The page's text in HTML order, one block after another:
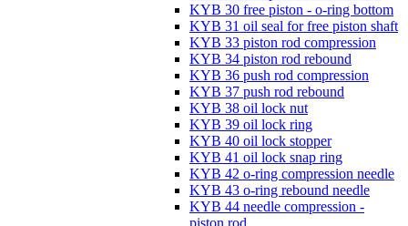
KYB 30 free piston - o-ring bottom
KYB 31 oil seal for free piston shaft
KYB 33 piston rod compression
KYB 34 piston rod rebound
KYB 36 push rod compression
KYB 37 push rod rebound
KYB 38 oil lock nut
KYB 39 oil lock ring
KYB 40 oil lock stopper
KYB 41 oil lock snap ring
KYB 42 o-ring compression needle
KYB 43 o-ring rebound needle
KYB 44 needle compression -
piston rod